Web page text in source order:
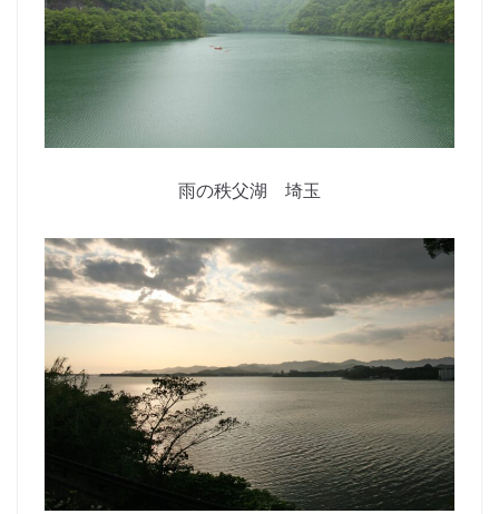
雨の秩父湖 埼玉